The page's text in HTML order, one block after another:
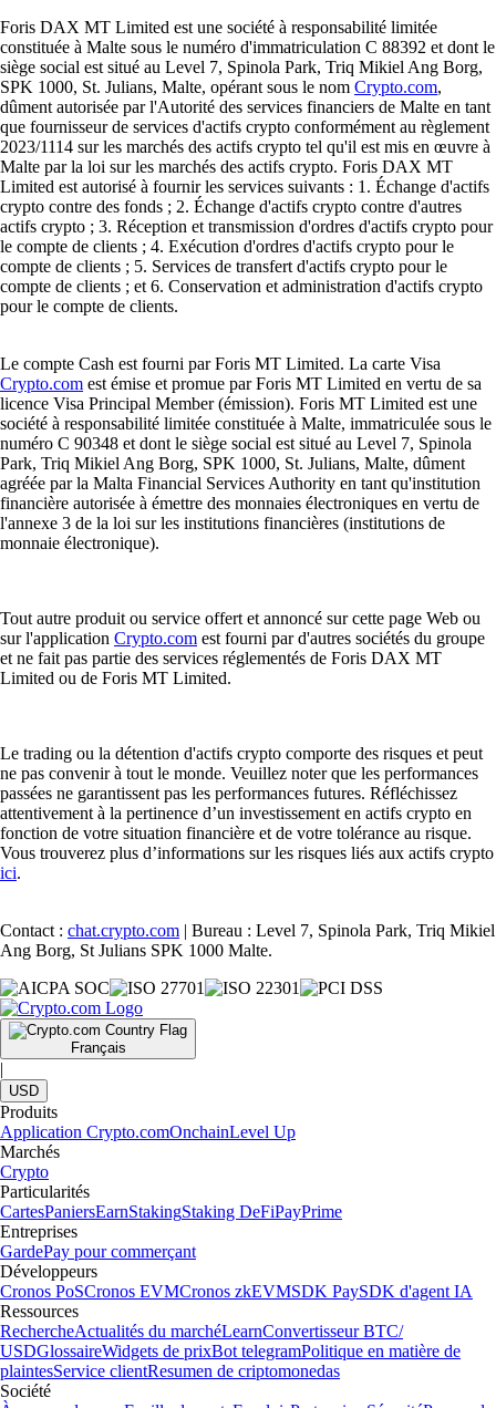
Foris DAX MT Limited est une société à responsabilité limitée
constituée à Malte sous le numéro d'immatriculation C 88392 et dont le
siège social est situé au Level 7, Spinola Park, Triq Mikiel Ang Borg,
SPK 1000, St. Julians, Malte, opérant sous le nom Crypto.com,
dûment autorisée par l'Autorité des services financiers de Malte en tant
que fournisseur de services d'actifs crypto conformément au règlement
2023/1114 sur les marchés des actifs crypto tel qu'il est mis en œuvre à
Malte par la loi sur les marchés des actifs crypto. Foris DAX MT
Limited est autorisé à fournir les services suivants : 1. Échange d'actifs
crypto contre des fonds ; 2. Échange d'actifs crypto contre d'autres
actifs crypto ; 3. Réception et transmission d'ordres d'actifs crypto pour
le compte de clients ; 4. Exécution d'ordres d'actifs crypto pour le
compte de clients ; 5. Services de transfert d'actifs crypto pour le
compte de clients ; et 6. Conservation et administration d'actifs crypto
pour le compte de clients.
Le compte Cash est fourni par Foris MT Limited. La carte Visa
Crypto.com est émise et promue par Foris MT Limited en vertu de sa
licence Visa Principal Member (émission). Foris MT Limited est une
société à responsabilité limitée constituée à Malte, immatriculée sous le
numéro C 90348 et dont le siège social est situé au Level 7, Spinola
Park, Triq Mikiel Ang Borg, SPK 1000, St. Julians, Malte, dûment
agréée par la Malta Financial Services Authority en tant qu'institution
financière autorisée à émettre des monnaies électroniques en vertu de
l'annexe 3 de la loi sur les institutions financières (institutions de
monnaie électronique).
Tout autre produit ou service offert et annoncé sur cette page Web ou
sur l'application Crypto.com est fourni par d'autres sociétés du groupe
et ne fait pas partie des services réglementés de Foris DAX MT
Limited ou de Foris MT Limited.
Le trading ou la détention d'actifs crypto comporte des risques et peut
ne pas convenir à tout le monde. Veuillez noter que les performances
passées ne garantissent pas les performances futures. Réfléchissez
attentivement à la pertinence d’un investissement en actifs crypto en
fonction de votre situation financière et de votre tolérance au risque.
Vous trouverez plus d’informations sur les risques liés aux actifs crypto
ici.
Contact : chat.crypto.com | Bureau : Level 7, Spinola Park, Triq Mikiel
Ang Borg, St Julians SPK 1000 Malte.
Français
|
USD
Produits
Application Crypto.comOnchainLevel Up
Marchés
Crypto
Particularités
CartesPaniersEarnStakingStaking DeFiPayPrime
Entreprises
GardePay pour commerçant
Développeurs
Cronos PoSCronos EVMCronos zkEVMSDK PaySDK d'agent IA
Ressources
RechercheActualités du marchéLearnConvertisseur BTC/
USDGlossaireWidgets de prixBot telegramPolitique en matière de
plaintesService clientResumen de criptomonedas
Société